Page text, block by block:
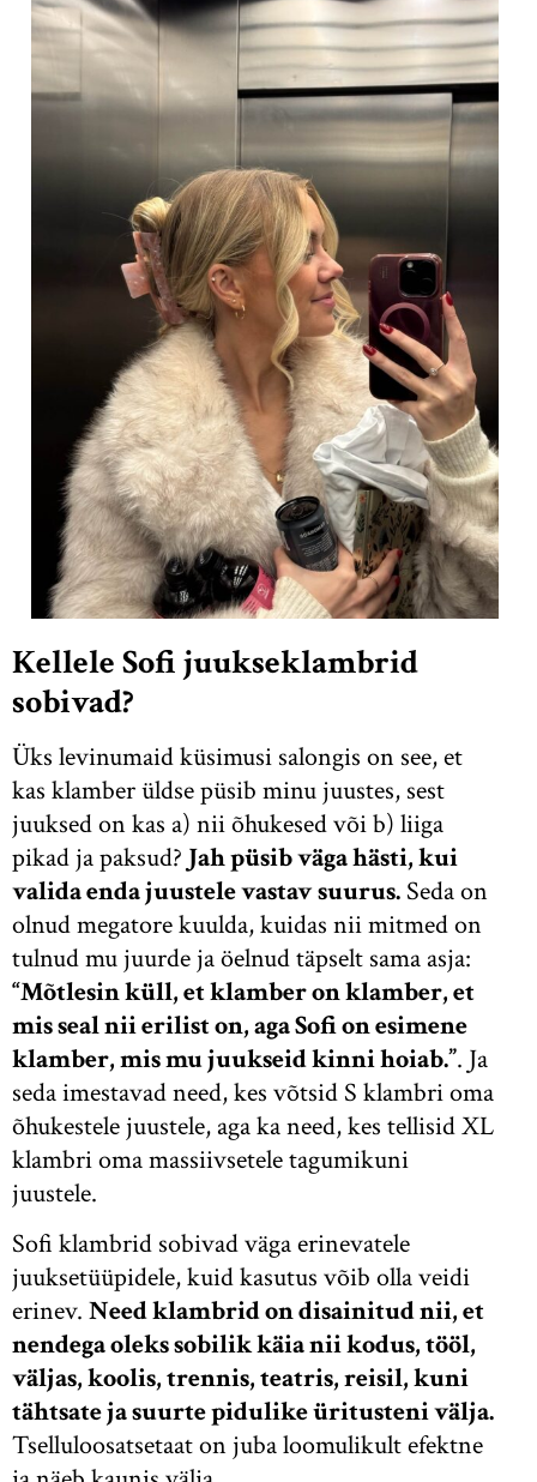
Kellele Sofi juukseklambrid
sobivad?
Üks levinumaid küsimusi salongis on see, et
kas klamber üldse püsib minu juustes, sest
juuksed on kas a) nii õhukesed või b) liiga
pikad ja paksud? Jah püsib väga hästi, kui
valida enda juustele vastav suurus. Seda on
olnud megatore kuulda, kuidas nii mitmed on
tulnud mu juurde ja öelnud täpselt sama asja:
“Mõtlesin küll, et klamber on klamber, et
mis seal nii erilist on, aga Sofi on esimene
klamber, mis mu juukseid kinni hoiab.”. Ja
seda imestavad need, kes võtsid S klambri oma
õhukestele juustele, aga ka need, kes tellisid XL
klambri oma massiivsetele tagumikuni
juustele.
Sofi klambrid sobivad väga erinevatele
juuksetüüpidele, kuid kasutus võib olla veidi
erinev. Need klambrid on disainitud nii, et
nendega oleks sobilik käia nii kodus, tööl,
väljas, koolis, trennis, teatris, reisil, kuni
tähtsate ja suurte pidulike üritusteni välja.
Tselluloosatsetaat on juba loomulikult efektne